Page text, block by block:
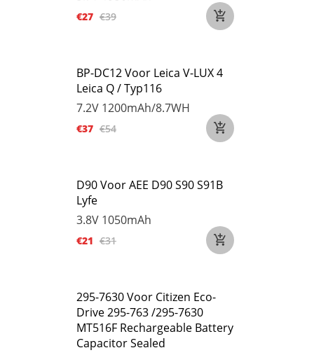
€27 €39
BP-DC12 Voor Leica V-LUX 4
Leica Q / Typ116
7.2V 1200mAh/8.7WH
€37 €54
D90 Voor AEE D90 S90 S91B
Lyfe
3.8V 1050mAh
€21 €31
295-7630 Voor Citizen Eco-
Drive 295-763 /295-7630
MT516F Rechargeable Battery
Capacitor Sealed